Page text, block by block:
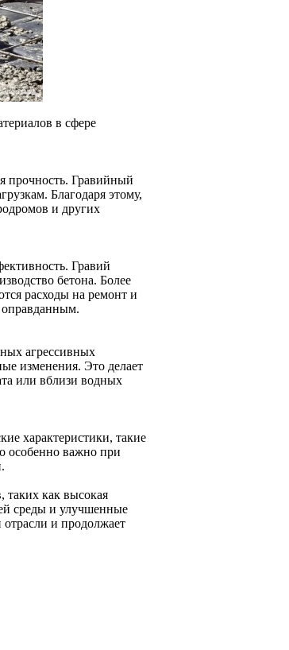
в сфере
прочность. Гравийный
Благодаря этому,
и других
Гравий
бетона. Более
расходы на ремонт и
оправданным.
агрессивных
изменения. Это делает
или вблизи водных
характеристики, такие
особенно важно при
таких как высокая
среды и улучшенные
отрасли и продолжает